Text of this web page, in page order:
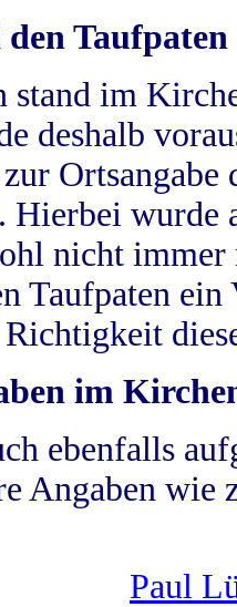
Taufpaten
stand im
deshalb
Hierbei wurde
nicht
Taufpaten
im
ebenfalls
Angaben wie
Paul